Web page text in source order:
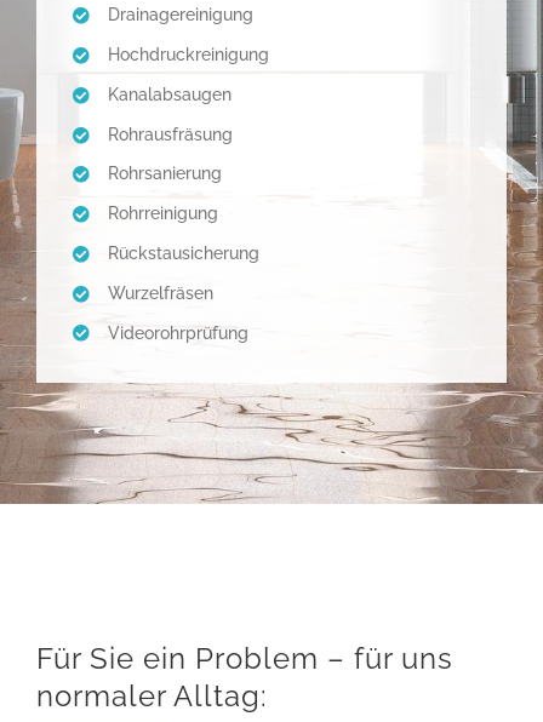
Drainagereinigung
Hochdruckreinigung
Kanalabsaugen
Rohrausfräsung
Rohrsanierung
Rohrreinigung
Rückstausicherung
Wurzelfräsen
Videorohrprüfung
Für Sie ein Problem – für uns
normaler Alltag: